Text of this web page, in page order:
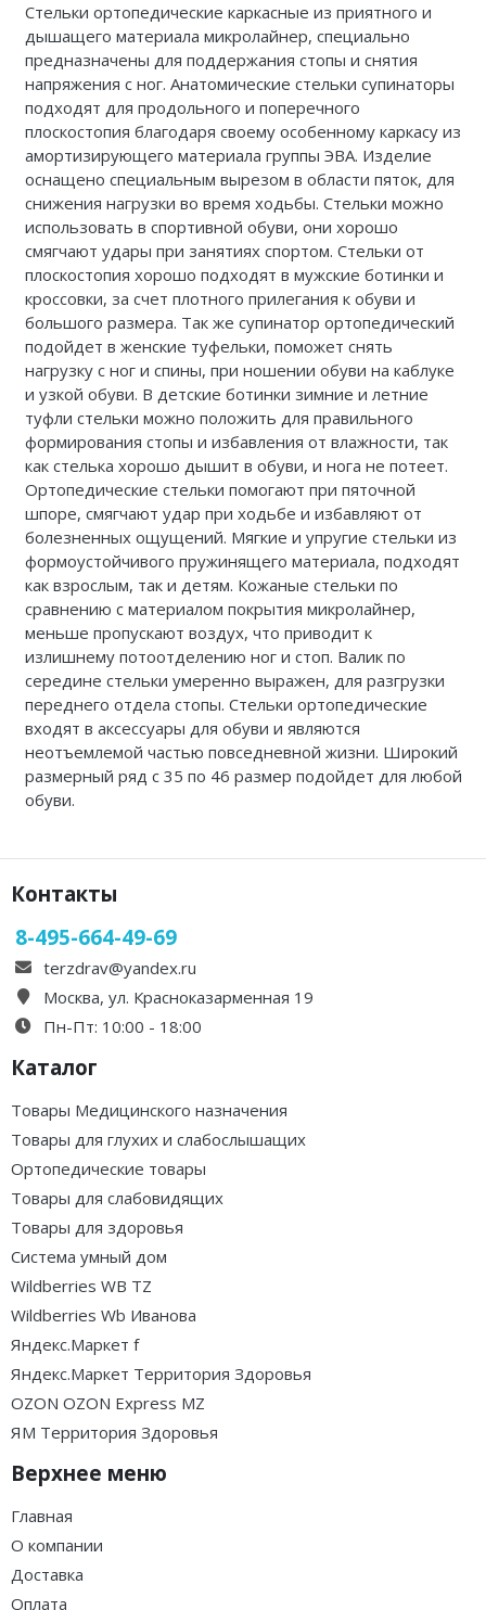
Стельки ортопедические каркасные из приятного и
дышащего материала микролайнер, специально
предназначены для поддержания стопы и снятия
напряжения с ног. Анатомические стельки супинаторы
подходят для продольного и поперечного
плоскостопия благодаря своему особенному каркасу из
амортизирующего материала группы ЭВА. Изделие
оснащено специальным вырезом в области пяток, для
снижения нагрузки во время ходьбы. Стельки можно
использовать в спортивной обуви, они хорошо
смягчают удары при занятиях спортом. Стельки от
плоскостопия хорошо подходят в мужские ботинки и
кроссовки, за счет плотного прилегания к обуви и
большого размера. Так же супинатор ортопедический
подойдет в женские туфельки, поможет снять
нагрузку с ног и спины, при ношении обуви на каблуке
и узкой обуви. В детские ботинки зимние и летние
туфли стельки можно положить для правильного
формирования стопы и избавления от влажности, так
как стелька хорошо дышит в обуви, и нога не потеет.
Ортопедические стельки помогают при пяточной
шпоре, смягчают удар при ходьбе и избавляют от
болезненных ощущений. Мягкие и упругие стельки из
формоустойчивого пружинящего материала, подходят
как взрослым, так и детям. Кожаные стельки по
сравнению с материалом покрытия микролайнер,
меньше пропускают воздух, что приводит к
излишнему потоотделению ног и стоп. Валик по
середине стельки умеренно выражен, для разгрузки
переднего отдела стопы. Стельки ортопедические
входят в аксессуары для обуви и являются
неотъемлемой частью повседневной жизни. Широкий
размерный ряд с 35 по 46 размер подойдет для любой
обуви.
Контакты
8-495-664-49-69
terzdrav@yandex.ru
Москва, ул. Красноказарменная 19
Пн-Пт: 10:00 - 18:00
Каталог
Товары Медицинского назначения
Товары для глухих и слабослышащих
Ортопедические товары
Товары для слабовидящих
Товары для здоровья
Система умный дом
Wildberries WB TZ
Wildberries Wb Иванова
Яндекс.Маркет f
Яндекс.Маркет Территория Здоровья
OZON OZON Express MZ
ЯМ Территория Здоровья
Верхнее меню
Главная
О компании
Доставка
Оплата
Экспресс-тесты Covid 19
Акупунктурные иглы
Санитарные приспособления
Каталог 1